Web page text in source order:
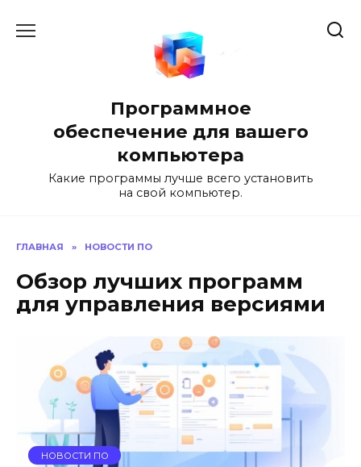
Программное
обеспечение для вашего
компьютера
Какие программы лучше всего установить
на свой компьютер.
ГЛАВНАЯ » НОВОСТИ ПО
Обзор лучших программ
для управления версиями
НОВОСТИ ПО